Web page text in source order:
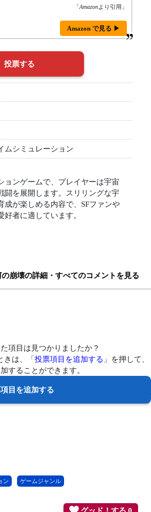
「Amazonより引用」
Amazon で見る ▶
ムシミュレーション
ョンゲームで、プレイヤーは宇宙
闘を展開します。スリリングな宇
成が楽しめる内容で、SFファンや
者に適しています。
崩壊の詳細・すべてのコメントを見る
項目は見つかりましたか？
きは、「 投票項目を追加する 」を押して、
することができます。
ン ゲームジャンル